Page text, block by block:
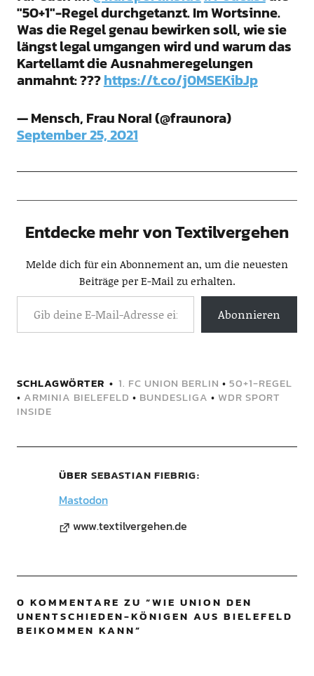
"50+1"-Regel durchgetanzt. Im Wortsinne.
Was die Regel genau bewirken soll, wie sie
längst legal umgangen wird und warum das
Kartellamt die Ausnahmeregelungen
anmahnt: ???https://t.co/j0MSEKibJp
— Mensch, Frau Nora! (@fraunora)
September 25, 2021
Entdecke mehr von Textilvergehen
Melde dich für ein Abonnement an, um die neuesten
Beiträge per E-Mail zu erhalten.
Abonnieren
SCHLAGWÖRTER 1. FC UNION BERLIN • 50+1-REGEL
• ARMINIA BIELEFELD • BUNDESLIGA • WDR SPORT
INSIDE
ÜBER SEBASTIAN FIEBRIG
Mastodon
www.textilvergehen.de
0 KOMMENTARE ZU “WIE UNION DEN
UNENTSCHIEDEN-KÖNIGEN AUS BIELEFELD
BEIKOMMEN KANN”